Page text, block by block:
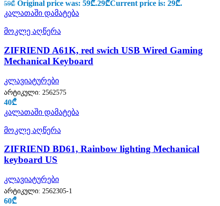
59₾ Original price was: 59₾.29₾Current price is: 29₾.
კალათაში დამატება
მოკლე აღწერა
ZIFRIEND A61K, red swich USB Wired Gaming
Mechanical Keyboard
კლავიატურები
არტიკული: 2562575
40₾
კალათაში დამატება
მოკლე აღწერა
ZIFRIEND BD61, Rainbow lighting Mechanical
keyboard US
კლავიატურები
არტიკული: 2562305-1
60₾